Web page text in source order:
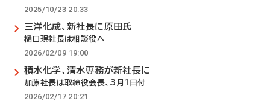
2025/10/23 20:33
三洋化成、新社長に原田氏
樋口現社長は相談役へ
2026/02/09 19:00
積水化学、清水専務が新社長に
加藤社長は取締役会長、3月1日付
2026/02/17 20:21